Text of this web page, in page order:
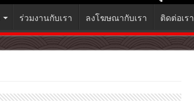
ร่วมงานกับเรา ลงโฆษณากับเรา ติดต่อเรา